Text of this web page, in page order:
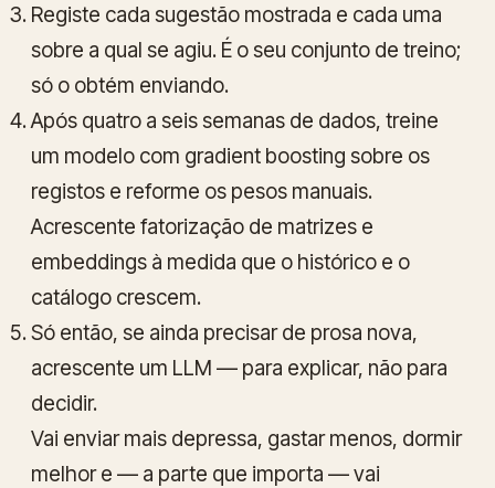
Registe cada sugestão mostrada e cada uma
sobre a qual se agiu. É o seu conjunto de treino;
só o obtém enviando.
Após quatro a seis semanas de dados, treine
um modelo com gradient boosting sobre os
registos e reforme os pesos manuais.
Acrescente fatorização de matrizes e
embeddings à medida que o histórico e o
catálogo crescem.
Só então, se ainda precisar de prosa nova,
acrescente um LLM — para explicar, não para
decidir.
Vai enviar mais depressa, gastar menos, dormir
melhor e — a parte que importa — vai